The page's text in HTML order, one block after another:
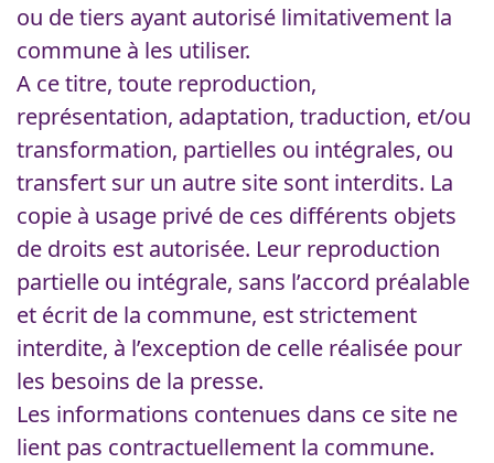
ou de tiers ayant autorisé limitativement la
commune à les utiliser.
A ce titre, toute reproduction,
représentation, adaptation, traduction, et/ou
transformation, partielles ou intégrales, ou
transfert sur un autre site sont interdits. La
copie à usage privé de ces différents objets
de droits est autorisée. Leur reproduction
partielle ou intégrale, sans l’accord préalable
et écrit de la commune, est strictement
interdite, à l’exception de celle réalisée pour
les besoins de la presse.
Les informations contenues dans ce site ne
lient pas contractuellement la commune.